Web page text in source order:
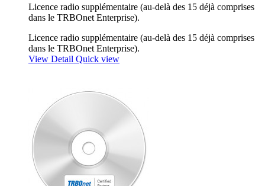
Licence radio supplémentaire (au-delà des 15 déjà comprises
dans le TRBOnet Enterprise).
Licence radio supplémentaire (au-delà des 15 déjà comprises
dans le TRBOnet Enterprise).
View Detail Quick view